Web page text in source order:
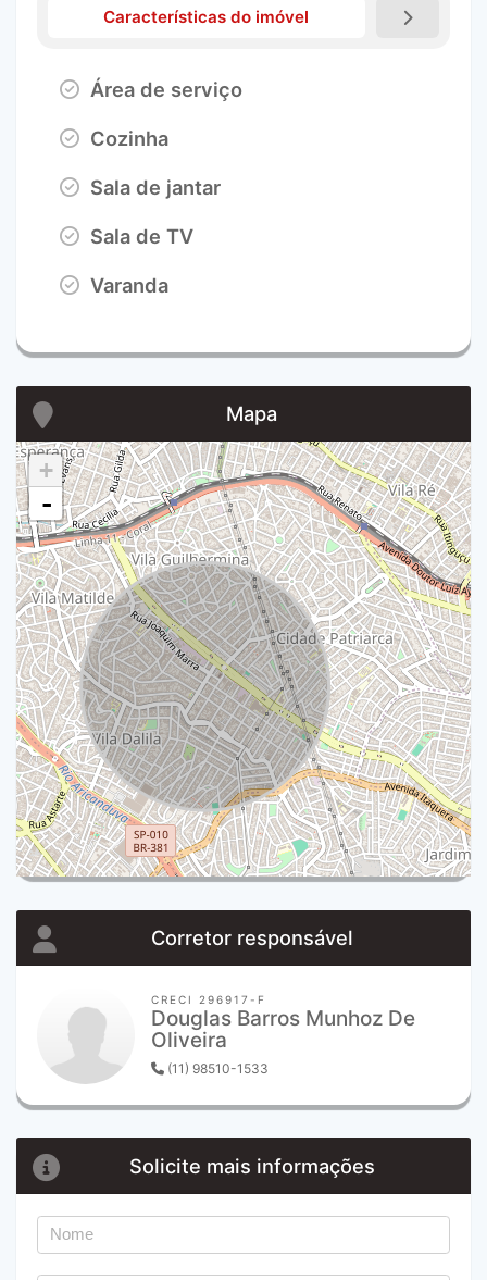
Características do imóvel
Área de serviço
Cozinha
Sala de jantar
Sala de TV
Varanda
Mapa
+
-
Corretor responsável
CRECI 296917-F
Douglas Barros Munhoz De
Oliveira
(11) 98510-1533
Solicite mais informações